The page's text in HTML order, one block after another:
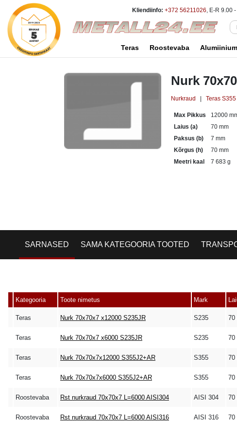
Kliendiinfo: +372 56211026, E-R 9.00
Teras Roostevaba Alumiinium
Nurk
Nurkraud Teras S355
Max Pikkus
12000
Laius (a)
70 mm
Paksus (b)
7 mm
Kõrgus (h)
70 mm
Meetri kaal
7 683 g
SARNASED SAMA KATEGOORIA TOOTED
Kategooria Toote nimetus Mark
Teras Nurk 70x70x7 x12000 S235JR S235 70
Teras Nurk 70x70x7 x6000 S235JR S235 70
Teras Nurk 70x70x7x12000 S355J2+AR S355 70
Teras Nurk 70x70x7x6000 S355J2+AR S355 70
Roostevaba Rst nurkraud 70x70x7 L=6000 AISI304 AISI 304 70
Roostevaba Rst nurkraud 70x70x7 L=6000 AISI316 AISI 316 70